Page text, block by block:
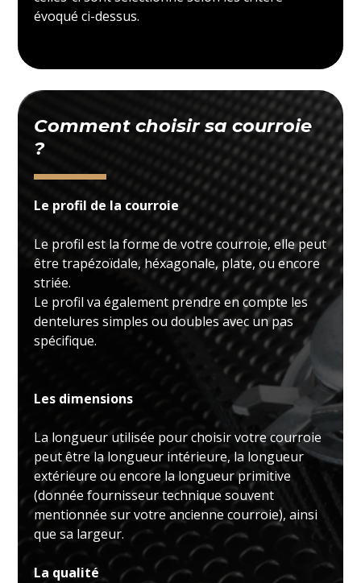
évoqué ci-dessus.
Comment choisir sa courroie
?
Le profil de la courroie
Le profil est la forme de votre courroie, elle peut
être trapézoïdale, héxagonale, plate, ou encore
striée.
Le profil va également prendre en compte les
dentelures simples ou doubles avec un pas
spécifique.
Les dimensions
La longueur utilisée pour choisir votre courroie
peut être la longueur intérieure, la longueur
extérieure ou encore la longueur primitive
(donnée fournisseur technique souvent
mentionnée sur votre ancienne courroie), ainsi
que sa largeur.
La qualité